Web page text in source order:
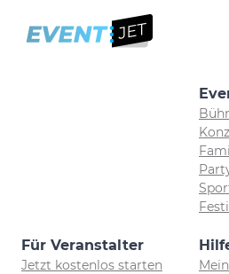
Für Veranstalter
Jetzt kostenlos starten